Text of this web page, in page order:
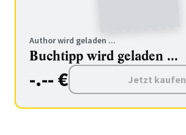
Author wird geladen ...
Buchtipp wird geladen ...
-.-- € Jetzt kaufen